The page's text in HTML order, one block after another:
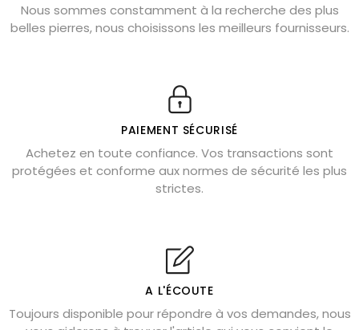
Chrysocolle : pierre apaisante
Obsidienne dorée : vertus et signification
Véritable citrine naturelle non chauffée
Où placer la citrine dans la maison
Cornaline : propriétés magiques
Capricorne : quelles pierres choisir
Shungite : purification et protection
Bagues en labradorite argent 925
Nous sommes constamment à la recherche des plus
belles pierres, nous choisissons les meilleurs fournisseurs.
PAIEMENT SÉCURISÉ
Achetez en toute confiance. Vos transactions sont
protégées et conforme aux normes de sécurité les plus
strictes.
A L'ÉCOUTE
Toujours disponible pour répondre à vos demandes, nous